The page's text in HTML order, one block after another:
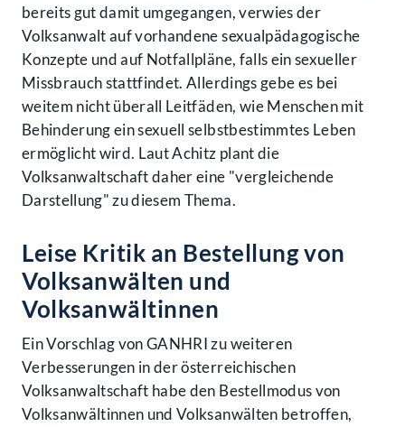
bereits gut damit umgegangen, verwies der
Volksanwalt auf vorhandene sexualpädagogische
Konzepte und auf Notfallpläne, falls ein sexueller
Missbrauch stattfindet. Allerdings gebe es bei
weitem nicht überall Leitfäden, wie Menschen mit
Behinderung ein sexuell selbstbestimmtes Leben
ermöglicht wird. Laut Achitz plant die
Volksanwaltschaft daher eine "vergleichende
Darstellung" zu diesem Thema.
Leise Kritik an Bestellung von
Volksanwälten und
Volksanwältinnen
Ein Vorschlag von GANHRI zu weiteren
Verbesserungen in der österreichischen
Volksanwaltschaft habe den Bestellmodus von
Volksanwältinnen und Volksanwälten betroffen,